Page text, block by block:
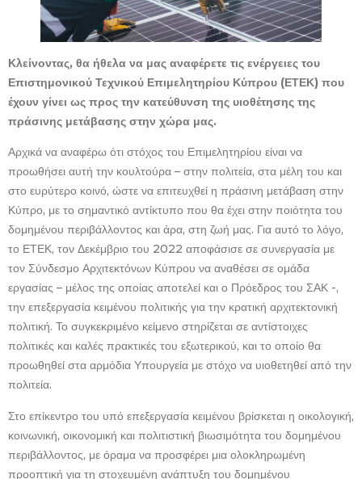
Κλείνοντας, θα ήθελα να μας αναφέρετε τις ενέργειες του
Επιστημονικού Τεχνικού Επιμελητηρίου Κύπρου (ΕΤΕΚ) που
έχουν γίνει ως προς την κατεύθυνση της υιοθέτησης της
πράσινης μετάβασης στην χώρα μας.
Αρχικά να αναφέρω ότι στόχος του Επιμελητηρίου είναι να
προωθήσει αυτή την κουλτούρα – στην πολιτεία, στα μέλη του και
στο ευρύτερο κοινό, ώστε να επιτευχθεί η πράσινη μετάβαση στην
Κύπρο, με το σημαντικό αντίκτυπο που θα έχει στην ποιότητα του
δομημένου περιβάλλοντος και άρα, στη ζωή μας. Για αυτό το λόγο,
το ΕΤΕΚ, τον Δεκέμβριο του 2022 αποφάσισε σε συνεργασία με
τον Σύνδεσμο Αρχιτεκτόνων Κύπρου να αναθέσει σε ομάδα
εργασίας – μέλος της οποίας αποτελεί και ο Πρόεδρος του ΣΑΚ -,
την επεξεργασία κειμένου πολιτικής για την κρατική αρχιτεκτονική
πολιτική. Το συγκεκριμένο κείμενο στηρίζεται σε αντίστοιχες
πολιτικές και καλές πρακτικές του εξωτερικού, και το οποίο θα
προωθηθεί στα αρμόδια Υπουργεία με στόχο να υιοθετηθεί από την
πολιτεία.
Στο επίκεντρο του υπό επεξεργασία κειμένου βρίσκεται η οικολογική,
κοινωνική, οικονομική και πολιτιστική βιωσιμότητα του δομημένου
περιβάλλοντος, με όραμα να προσφέρει μια ολοκληρωμένη
προοπτική για τη στοχευμένη ανάπτυξη του δομημένου